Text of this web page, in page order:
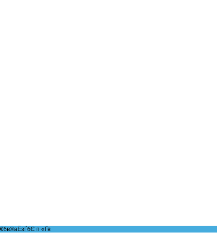
€бв®аЁзҐбЄ п «Ґ­в